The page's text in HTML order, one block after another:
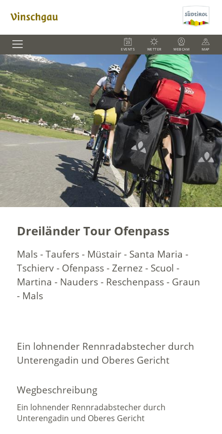
EVENTS WETTER WEBCAM MAP
Dreiländer Tour Ofenpass
Mals - Taufers - Müstair - Santa Maria -
Tschierv - Ofenpass - Zernez - Scuol -
Martina - Nauders - Reschenpass - Graun
- Mals
Ein lohnender Rennradabstecher durch
Unterengadin und Oberes Gericht
Wegbeschreibung
Ein lohnender Rennradabstecher durch
Unterengadin und Oberes Gericht